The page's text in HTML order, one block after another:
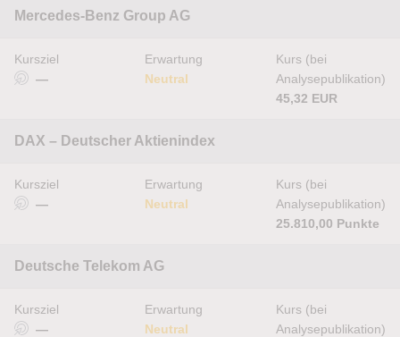
Mercedes-Benz Group AG
Kursziel
—
Erwartung
Neutral
Kurs (bei
Analysepublikation)
45,32 EUR
DAX – Deutscher Aktienindex
Kursziel
—
Erwartung
Neutral
Kurs (bei
Analysepublikation)
25.810,00 Punkte
Deutsche Telekom AG
Kursziel
—
Erwartung
Neutral
Kurs (bei
Analysepublikation)